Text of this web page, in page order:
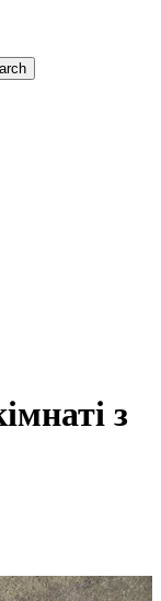
з